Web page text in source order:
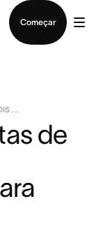
Começar
...
de